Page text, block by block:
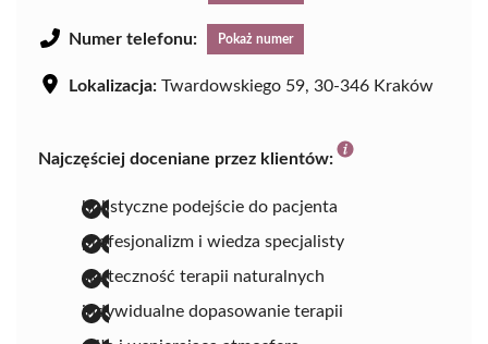
Numer telefonu: Pokaż numer
Lokalizacja: Twardowskiego 59, 30-346 Kraków
Najczęściej doceniane przez klientów:
holistyczne podejście do pacjenta
profesjonalizm i wiedza specjalisty
skuteczność terapii naturalnych
indywidualne dopasowanie terapii